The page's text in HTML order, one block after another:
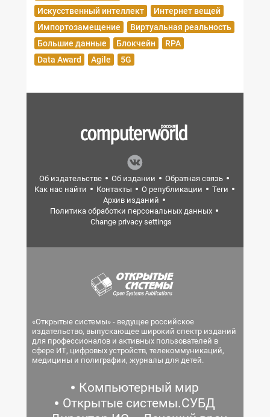
Искусственный интеллект
Интернет вещей
Импортозамещение
Виртуальная реальность
Большие данные
Блокчейн
RPA
Data Award
Agile 5G
Об издательстве Об издании
Обратная связь
Как нас найти
Контакты О републикации
Теги
Архив изданий
Политика обработки персональных данных
Change privacy settings
«Открытые системы» - ведущее российское
издательство, выпускающее широкий спектр изданий
для профессионалов и активных пользователей в
сфере ИТ, цифровых устройств, телекоммуникаций,
медицины и полиграфии, журналы для детей.
Компьютерный мир
Открытые системы.СУБД